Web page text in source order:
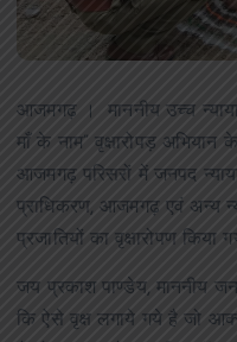
आजमगढ़ । माननीय उच्च
माँ के नाम” वृक्षारोपड़
आजमगढ़ परिसरों में जनपद
प्राधिकरण, आजमगढ़ एवं अन्य
प्रजातियों का वृक्षारोपण किया
जय प्रकाश पाण्डेय, माननीय
कि ऐसे वृक्ष लगाये गये है जो